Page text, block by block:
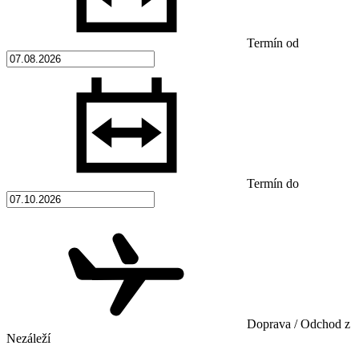
Termín od
Termín do
Doprava / Odchod z
Nezáleží